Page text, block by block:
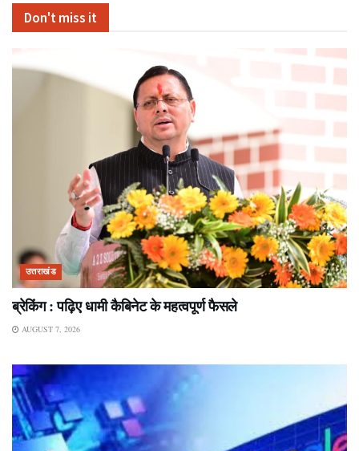
Don't miss it
उत्तराखंड
ब्रेकिंग : पढ़िए धामी कैबिनेट के महत्वपूर्ण फैसले
AUGUST 7, 2026